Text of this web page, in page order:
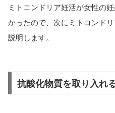
ミトコンドリア妊活が女性の
かったので、次にミトコンド
説明します。
抗酸化物質を取り入れ